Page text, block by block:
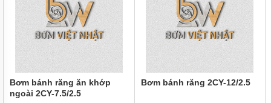
BƠM KHÍ
LỎNG,
AMONIAC
BƠM
DẦU
TRUYỀN
Bơm bánh răng ăn khớp
ngoài 2CY-7.5/2.5
Bơm bánh răng 2CY-12/2.5